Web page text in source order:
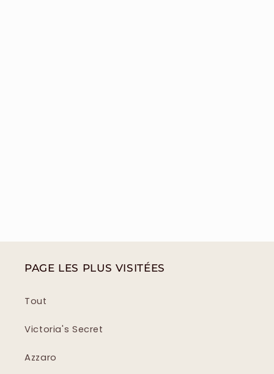
PAGE LES PLUS VISITÉES
Tout
Victoria's Secret
Azzaro